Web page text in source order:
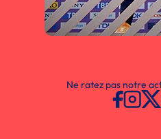
Ne ratez pas notre